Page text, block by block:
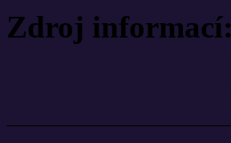
Zdroj informací: